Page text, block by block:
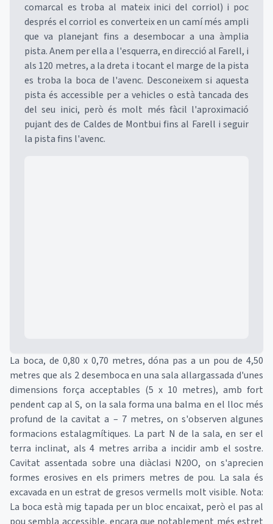
comarcal es troba al mateix inici del corriol) i poc
després el corriol es converteix en un camí més ampli
que va planejant fins a desembocar a una àmplia
pista. Anem per ella a l'esquerra, en direcció al Farell, i
als 120 metres, a la dreta i tocant el marge de la pista
es troba la boca de l'avenc. Desconeixem si aquesta
pista és accessible per a vehicles o està tancada des
del seu inici, però és molt més fàcil l'aproximació
pujant des de Caldes de Montbui fins al Farell i seguir
la pista fins l'avenc.
La boca, de 0,80 x 0,70 metres, dóna pas a un pou de 4,50
metres que als 2 desemboca en una sala allargassada d'unes
dimensions força acceptables (5 x 10 metres), amb fort
pendent cap al S, on la sala forma una balma en el lloc més
profund de la cavitat a – 7 metres, on s'observen algunes
formacions estalagmítiques. La part N de la sala, en ser el
terra inclinat, als 4 metres arriba a incidir amb el sostre.
Cavitat assentada sobre una diàclasi N20O, on s'aprecien
formes erosives en els primers metres de pou. La sala és
excavada en un estrat de gresos vermells molt visible. Nota:
La boca està mig tapada per un bloc encaixat, però el pas al